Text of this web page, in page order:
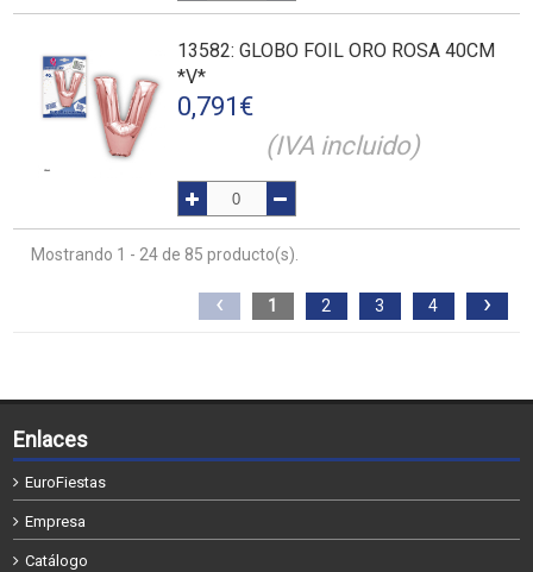
13582: GLOBO FOIL ORO ROSA 40CM
*V*
0,791 €
(IVA incluido)
Mostrando 1 - 24 de 85 producto(s).
‹ 1 2 3 4 ›
Enlaces
EuroFiestas
Empresa
Catálogo